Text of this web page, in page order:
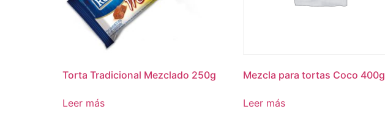
Torta Tradicional Mezclado 250g
Leer más
Mezcla para tortas Coco 400g
Leer más